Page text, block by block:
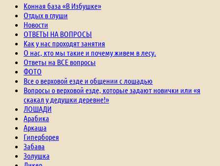
Конная база «В Избушке»
Отдых в глуши
Новости
ОТВЕТЫ НА ВОПРОСЫ
Как у нас проходят занятия
О нас, кто мы такие и почему живем в лесу.
Ответы на ВСЕ вопросы
ФОТО
Все о верховой езде и общении с лошадью
Вопросы о верховой езде, которые задают новички или «я
скакал у дедушки деревне!»
ЛОШАДИ
Арабика
Аркаша
Гиперборея
Забава
Золушка